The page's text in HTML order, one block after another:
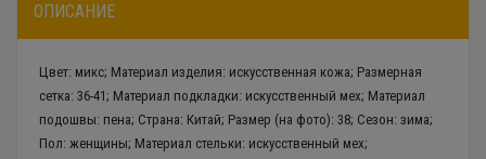
ОПИСАНИЕ
Цвет: микс; Материал изделия: искусственная кожа; Размерная
сетка: 36-41; Материал подкладки: искусственный мех; Материал
подошвы: пена; Страна: Китай; Размер (на фото): 38; Сезон: зима;
Пол: женщины; Материал стельки: искусственный мех;